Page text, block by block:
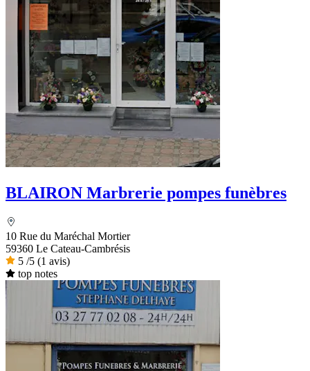
BLAIRON Marbrerie pompes funèbres
10 Rue du Maréchal Mortier
59360 Le Cateau-Cambrésis
5 /5 (1 avis)
top notes